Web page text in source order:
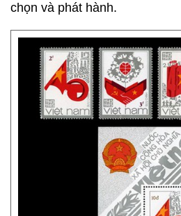
chọn và phát hành.